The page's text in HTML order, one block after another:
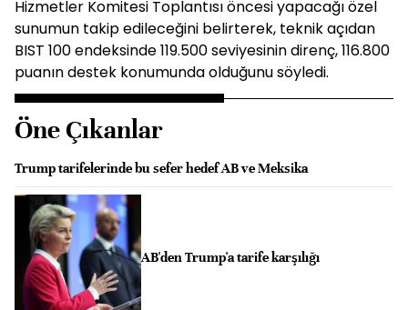
Hizmetler Komitesi Toplantısı öncesi yapacağı özel
sunumun takip edileceğini belirterek, teknik açıdan
BIST 100 endeksinde 119.500 seviyesinin direnç, 116.800
puanın destek konumunda olduğunu söyledi.
Öne Çıkanlar
Trump tarifelerinde bu sefer hedef AB ve Meksika
AB'den Trump'a tarife karşılığı